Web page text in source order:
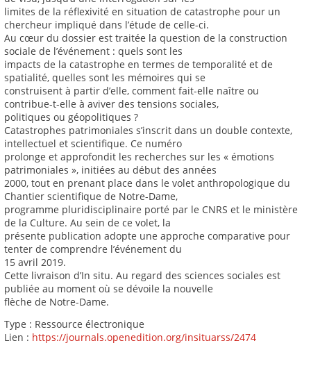
limites de la réflexivité en situation de catastrophe pour un
chercheur impliqué dans l’étude de celle-ci.
Au cœur du dossier est traitée la question de la construction
sociale de l’événement : quels sont les
impacts de la catastrophe en termes de temporalité et de
spatialité, quelles sont les mémoires qui se
construisent à partir d’elle, comment fait-elle naître ou
contribue-t-elle à aviver des tensions sociales,
politiques ou géopolitiques ?
Catastrophes patrimoniales s’inscrit dans un double contexte,
intellectuel et scientifique. Ce numéro
prolonge et approfondit les recherches sur les « émotions
patrimoniales », initiées au début des années
2000, tout en prenant place dans le volet anthropologique du
Chantier scientifique de Notre-Dame,
programme pluridisciplinaire porté par le CNRS et le ministère
de la Culture. Au sein de ce volet, la
présente publication adopte une approche comparative pour
tenter de comprendre l’événement du
15 avril 2019.
Cette livraison d’In situ. Au regard des sciences sociales est
publiée au moment où se dévoile la nouvelle
flèche de Notre-Dame.
Type : Ressource électronique
Lien : https://journals.openedition.org/insituarss/2474